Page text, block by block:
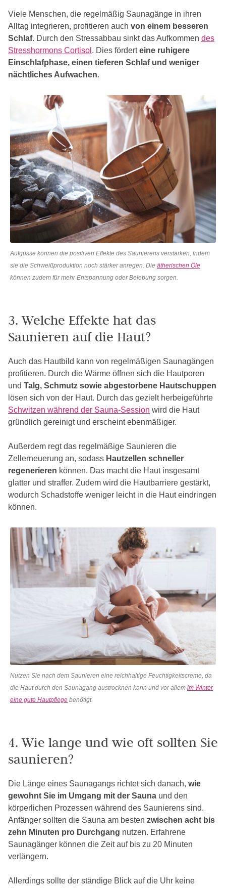
Viele Menschen, die regelmäßig Saunagänge in ihren
Alltag integrieren, profitieren auch von einem besseren
Schlaf. Durch den Stressabbau sinkt das Aufkommen des
Stresshormons Cortisol . Dies förderteine ruhigere
Einschlafphase, einen tieferen Schlaf und weniger
nächtliches Aufwachen.
Aufgüsse können die positiven Effekte des Saunierens verstärken, indem
sie die Schweißproduktion noch stärker anregen. Die ätherischen Öle
können zudem für mehr Entspannung oder Belebung sorgen.
3. Welche Effekte hat das
Saunieren auf die Haut?
Auch das Hautbild kann von regelmäßigen Saunagängen
profitieren. Durch die Wärme öffnen sich die Hautporen
und Talg, Schmutz sowie abgestorbene Hautschuppen
lösen sich von der Haut. Durch das gezielt herbeigeführte
Schwitzen während der Sauna-Session wird die Haut
gründlich gereinigt und erscheint ebenmäßiger.
Außerdem regt das regelmäßige Saunieren die
Zellerneuerung an, sodass Hautzellen schneller
regenerieren können. Das macht die Haut insgesamt
glatter und straffer. Zudem wird die Hautbarriere gestärkt,
wodurch Schadstoffe weniger leicht in die Haut eindringen
können.
Nutzen Sie nach dem Saunieren eine reichhaltige Feuchtigkeitscreme, da
die Haut durch den Saunagang austrocknen kann und vor allem im Winter
eine gute Hautpflege benötigt.
4. Wie lange und wie oft sollten Sie
saunieren?
Die Länge eines Saunagangs richtet sich danach, wie
gewohnt Sie im Umgang mit der Sauna und den
körperlichen Prozessen während des Saunierens sind.
Anfänger sollten die Sauna am besten zwischen acht bis
zehn Minuten pro Durchgang nutzen. Erfahrene
Saunagänger können die Zeit auf bis zu 20 Minuten
verlängern.
Allerdings sollte der ständige Blick auf die Uhr keine